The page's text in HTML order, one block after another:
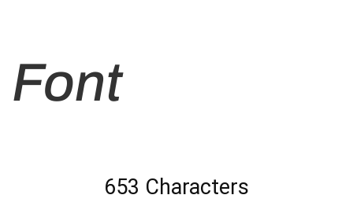
Font
653 Characters